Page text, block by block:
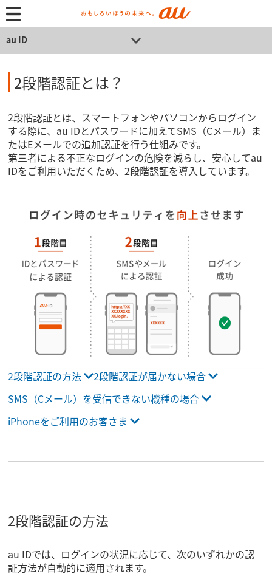
au ID
2段階認証とは？
2段階認証とは、スマートフォンやパソコンからログイン
する際に、au IDとパスワードに加えてSMS（Cメール）ま
たはEメールでの追加認証を行う仕組みです。
第三者による不正なログインの危険を減らし、安心してau
IDをご利用いただくため、2段階認証を導入しています。
2段階認証の方法
2段階認証が届かない場合
SMS（Cメール）を受信できない機種の場合
iPhoneをご利用のお客さま
2段階認証の方法
au IDでは、ログインの状況に応じて、次のいずれかの認
証方法が自動的に適用されます。